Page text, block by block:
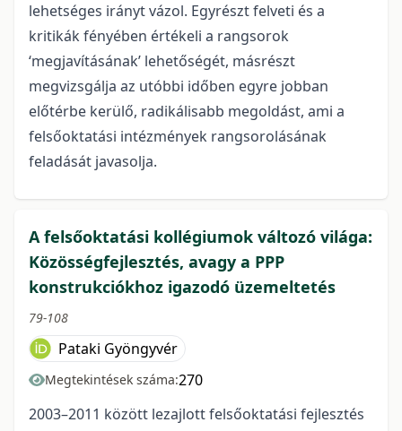
lehetséges irányt vázol. Egyrészt felveti és a
kritikák fényében értékeli a rangsorok
‘megjavításának’ lehetőségét, másrészt
megvizsgálja az utóbbi időben egyre jobban
előtérbe kerülő, radikálisabb megoldást, ami a
felsőoktatási intézmények rangsorolásának
feladását javasolja.
A felsőoktatási kollégiumok változó világa:
Közösségfejlesztés, avagy a PPP
konstrukciókhoz igazodó üzemeltetés
79-108
Pataki Gyöngyvér
Megtekintések száma:270
2003–2011 között lezajlott felsőoktatási fejlesztés